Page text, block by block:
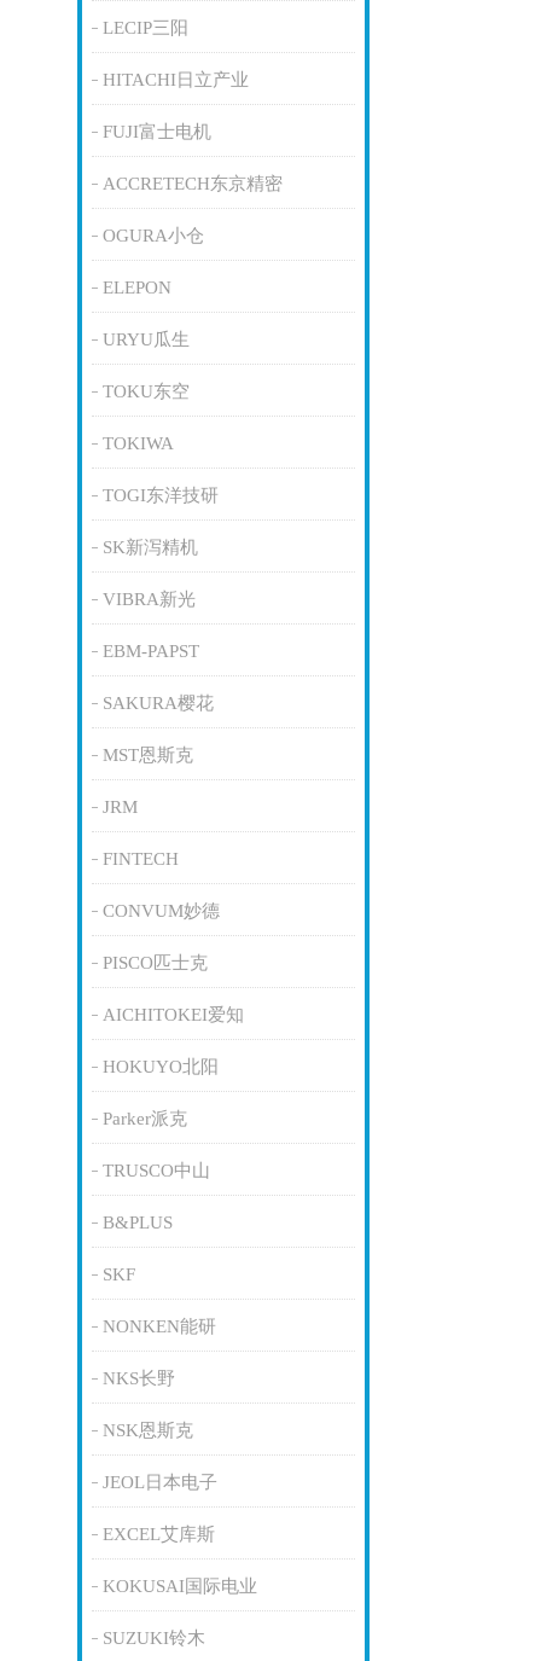
LECIP三阳
HITACHI日立产业
FUJI富士电机
ACCRETECH东京精密
OGURA小仓
ELEPON
URYU瓜生
TOKU东空
TOKIWA
TOGI东洋技研
SK新泻精机
VIBRA新光
EBM-PAPST
SAKURA樱花
MST恩斯克
JRM
FINTECH
CONVUM妙德
PISCO匹士克
AICHITOKEI爱知
HOKUYO北阳
Parker派克
TRUSCO中山
B&PLUS
SKF
NONKEN能研
NKS长野
NSK恩斯克
JEOL日本电子
EXCEL艾库斯
KOKUSAI国际电业
SUZUKI铃木